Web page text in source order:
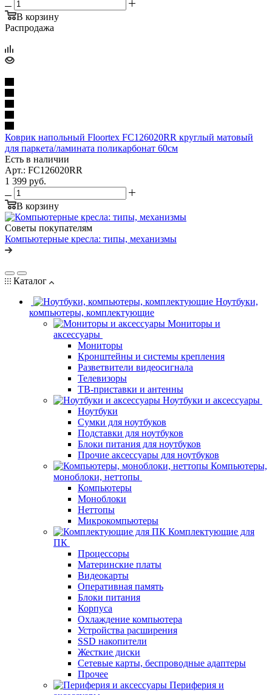
В корзину
Распродажа
Коврик напольный Floortex FC126020RR круглый матовый
для паркета/ламината поликарбонат 60см
Есть в наличии
Арт.: FC126020RR
1 399 руб.
В корзину
Советы покупателям
Компьютерные кресла: типы, механизмы
Каталог
Ноутбуки,
компьютеры, комплектующие
Мониторы и
аксессуары
Мониторы
Кронштейны и системы крепления
Разветвители видеосигнала
Телевизоры
ТВ-приставки и антенны
Ноутбуки и аксессуары
Ноутбуки
Сумки для ноутбуков
Подставки для ноутбуков
Блоки питания для ноутбуков
Прочие аксессуары для ноутбуков
Компьютеры,
моноблоки, неттопы
Компьютеры
Моноблоки
Неттопы
Микрокомпьютеры
Комплектующие для
ПК
Процессоры
Материнские платы
Видеокарты
Оперативная память
Блоки питания
Корпуса
Охлаждение компьютера
Устройства расширения
SSD накопители
Жесткие диски
Сетевые карты, беспроводные адаптеры
Прочее
Периферия и